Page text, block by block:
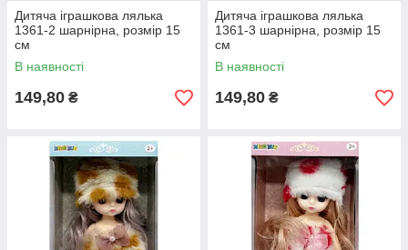
Дитяча іграшкова лялька
1361-2 шарнірна, розмір 15
см
В наявності
149,80 ₴
Дитяча іграшкова лялька
1361-3 шарнірна, розмір 15
см
В наявності
149,80 ₴